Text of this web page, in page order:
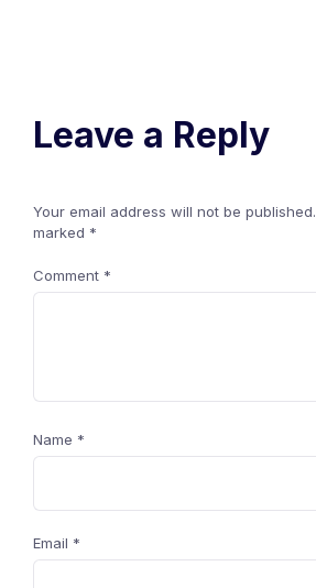
Leave a Reply
Your email address will not be published.
marked *
Comment *
Name *
Email *